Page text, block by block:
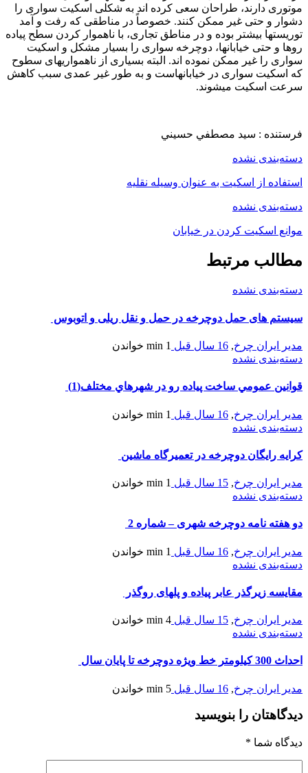
دارند، طراحان سعی کرده اند به شکلی اسکیت سواری را
و حتی غیر ممکن کنند. خصوصاً در مناطقی که رفت و آمد
بیشتر بوده و در مناطق تجاری، با ناهموار کردن سطح پیاده
و حتی خیابانها، دوچرخه سواری را بسیار مشکل و اسکیت
را غیر ممکن نموده اند. البته بسیاری از ناهمواریهای سطوح
اسکیت سواری در خیابانهاست و به طور غیر عمدی سبب کاهش
اسکیت میشوند.
: سيد مصطفي حسيني
نشده
از اسکیت به عنوان وسیله نقلیه
نشده
اسکیت کردن در خیابان
مرتبط
نشده
های حمل دوچرخه در حمل و نقل ریلی و اتوبوس
ایران چرخ ,16 سال قبل 1 min
خواندن
نشده
عمومي ساخت پياده رو در شهرهاي مختلف(1)
ایران چرخ ,16 سال قبل 1 min
خواندن
نشده
رایگان دوچرخه در تعمیرگاه ماشین
ایران چرخ ,15 سال قبل 1 min
خواندن
نشده
هفته نامه دوچرخه شهری – شماره 2
ایران چرخ ,16 سال قبل 1 min
خواندن
نشده
زیرگذر عابر پیاده و پلهای روگذر
ایران چرخ ,15 سال قبل 4 min
خواندن
نشده
300 كيلومتر خط ويژه دوچرخه تا پايان سال
ایران چرخ ,16 سال قبل 5 min خواندن
را بنویسید
شما*